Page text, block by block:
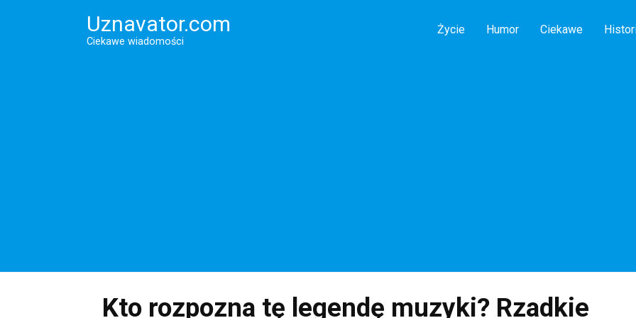
Uznavator.com
Ciekawe wiadomości
Życie Humor Ciekawe
Kto rozpozna tę legendę muzyki? Rzadkie